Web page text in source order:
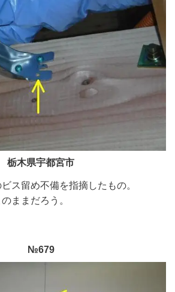
栃木県宇都宮市
ス留め不備を指摘したもの。
ままだろう。
№679